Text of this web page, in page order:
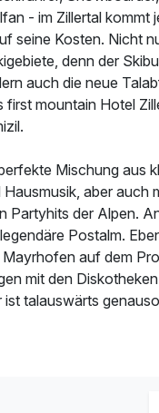
- im Zillertal kommt
seine Kosten. Nicht
denn der
auch die neue
first mountain Hotel
Mischung aus
aber auch
Partyhits der Alpen.
Postalm.
auf dem
mit den
ist talauswärts